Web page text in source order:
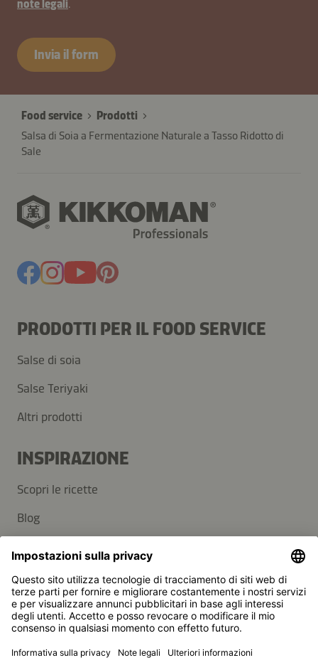
26591-
note legali.
Invia il form
Food service
Prodotti
Salsa di Soia a Fermentazione Naturale a Tasso Ridotto di
Sale
PRODOTTI PER IL FOOD SERVICE
Salse di soia
Salse Teriyaki
Altri prodotti
INSPIRAZIONE
Scopri le ricette
Blog
SUPPORT
Contatti
Domande frequenti